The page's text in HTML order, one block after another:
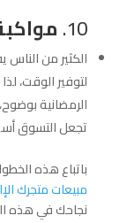
10.
الكثير من الناس
لتوفير الوقت،
الرمضانية
تجعل التسوق
باتباع هذه
مبيعات متجرك
نجاحك في هذه